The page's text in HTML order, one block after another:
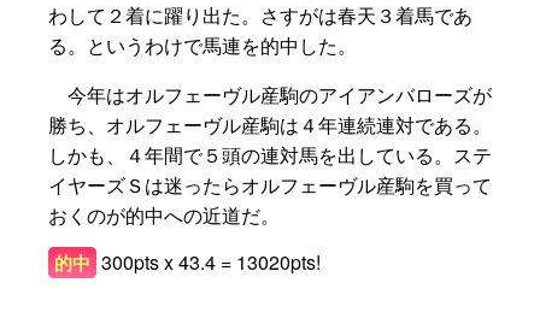
わして２着に躍り出た。さすがは春天３着馬であ
る。というわけで馬連を的中した。
今年はオルフェーヴル産駒のアイアンバローズが
勝ち、オルフェーヴル産駒は４年連続連対である。
しかも、４年間で５頭の連対馬を出している。ステ
イヤーズＳは迷ったらオルフェーヴル産駒を買って
おくのが的中への近道だ。
的中 300pts x 43.4 = 13020pts!